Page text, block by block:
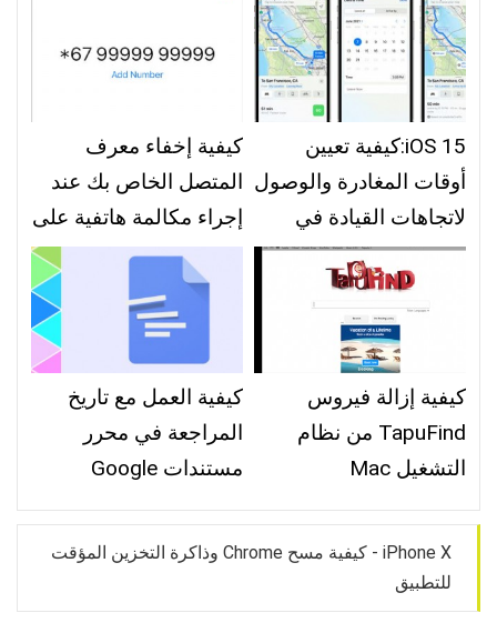
iOS 15:كيفية تعيين
أوقات المغادرة والوصول
لاتجاهات القيادة في
خرائط Apple
كيفية إخفاء معرف
المتصل الخاص بك عند
إجراء مكالمة هاتفية على
iPhone
كيفية إزالة فيروس
TapuFind من نظام
التشغيل Mac
كيفية العمل مع تاريخ
المراجعة في محرر
مستندات Google
iPhone X - كيفية مسح Chrome وذاكرة التخزين المؤقت
للتطبيق